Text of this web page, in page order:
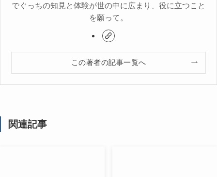
でぐっちの知見と体験が世の中に広まり、役に立つこと
を願って。
この著者の記事一覧へ
関連記事